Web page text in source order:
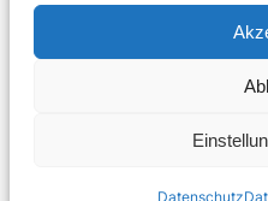
Datenschutz
KontaktInstagram